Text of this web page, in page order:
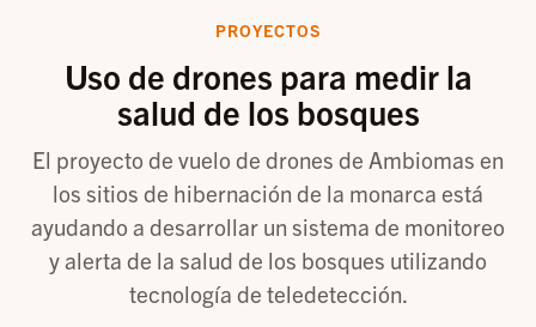
PROYECTOS
Uso de drones para medir la
salud de los bosques
El proyecto de vuelo de drones de Ambiomas en
los sitios de hibernación de la monarca está
ayudando a desarrollar un sistema de monitoreo
y alerta de la salud de los bosques utilizando
tecnología de teledetección.